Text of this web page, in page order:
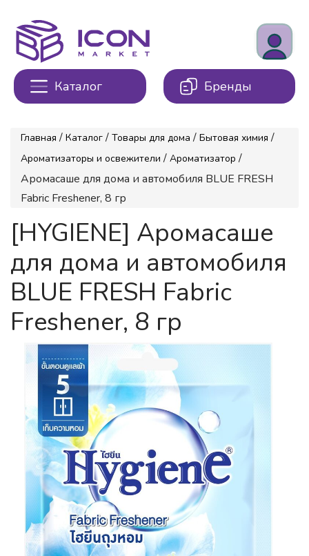
Каталог Бренды
Главная / Каталог / Товары для дома / Бытовая химия /
Ароматизаторы и освежители / Ароматизатор /
Аромасаше для дома и автомобиля BLUE FRESH
Fabric Freshener, 8 гр
[HYGIENE] Аромасаше
для дома и автомобиля
BLUE FRESH Fabric
Freshener, 8 гр